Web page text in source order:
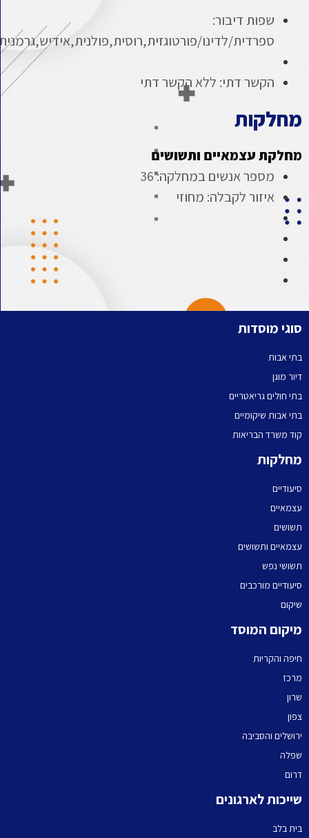
שפות דיבור:
ספרדית/לדינו/פורטוגזית,רוסית,פולנית,אידיש,גרמנית
הקשר דתי: ללא הקשר דתי
מחלקות
מחלקת עצמאיים ותשושים
מספר אנשים במחלקה: 36
איזור לקבלה: מחוזי
סוגי מוסדות
בתי אבות
דיור מוגן
בתי חולים גריאטריים
בתי אבות שיקומיים
קוד משרד הבריאות
מחלקות
סיעודיים
עצמאיים
תשושים
עצמאיים ותשושים
תשושי נפש
סיעודיים מורכבים
שיקום
מיקום המוסד
חיפה והקריות
מרכז
שרון
צפון
ירושלים והסביבה
שפלה
דרום
שייכות לארגונים
בית בלב